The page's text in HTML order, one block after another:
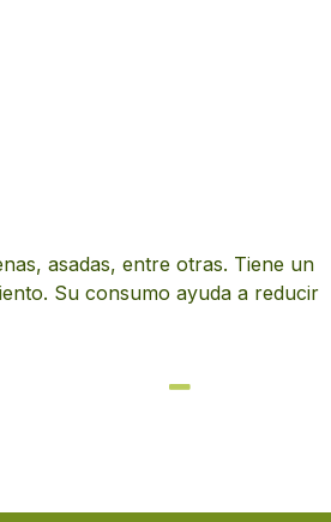
asadas, entre otras. Tiene un
Su consumo ayuda a reducir